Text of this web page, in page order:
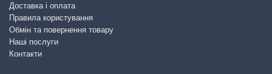
Доставка і оплата
Правила користування
Обмін та повернення товару
Наші послуги
Контакти